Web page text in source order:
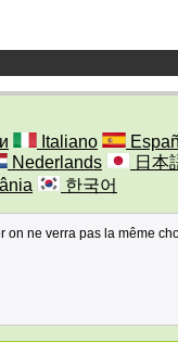
Italiano
Nederlands
日本
한국어
on ne verra pas la même